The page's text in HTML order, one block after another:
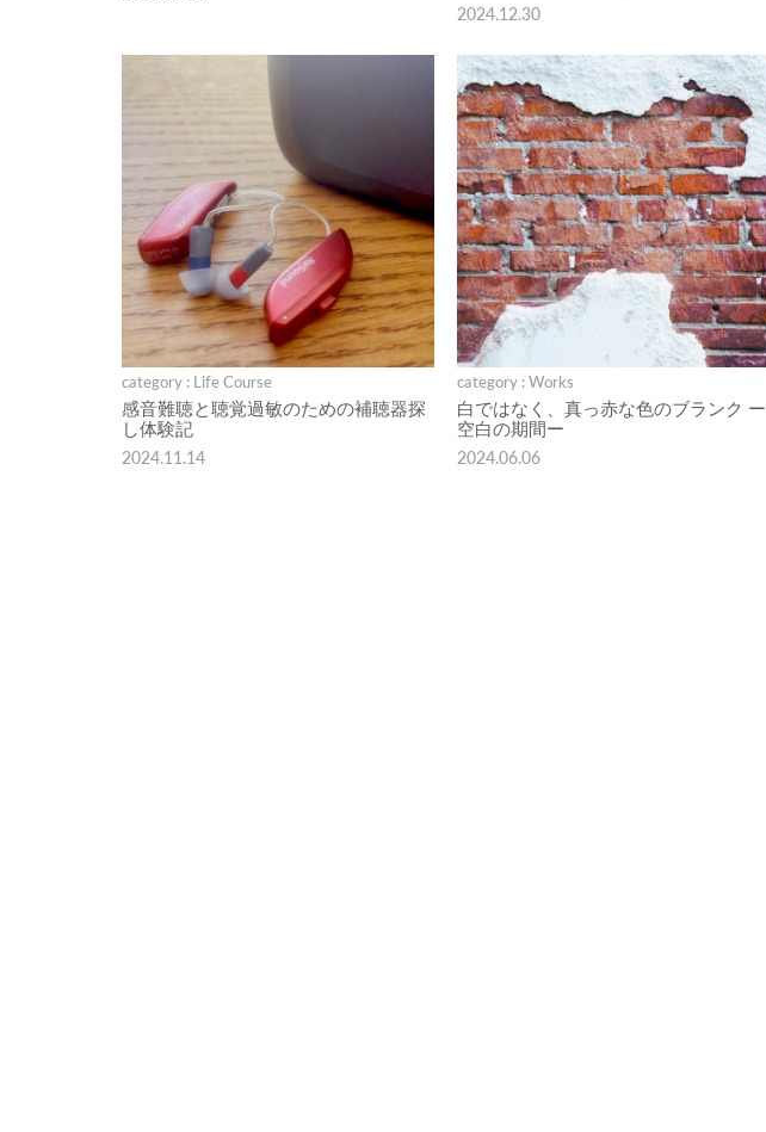
2024.12.30
category : Life Course
感音難聴と聴覚過敏のための補聴器探
し体験記
2024.11.14
category : Works
白ではなく、真っ赤な色のブランク ー
空白の期間ー
2024.06.06